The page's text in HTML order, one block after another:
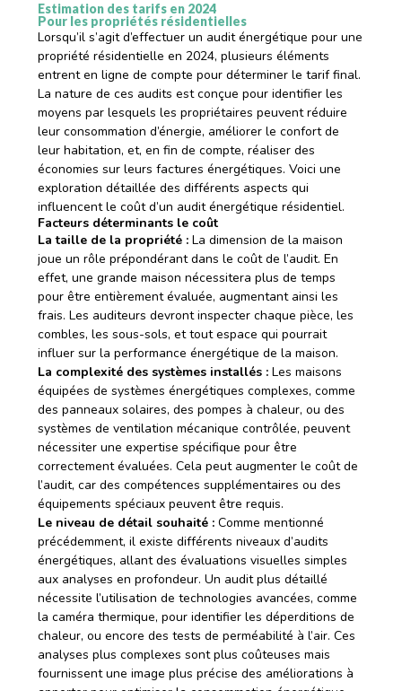
Estimation des tarifs en 2024
Pour les propriétés résidentielles
Lorsqu’il s’agit d’effectuer un audit énergétique pour une
propriété résidentielle en 2024, plusieurs éléments
entrent en ligne de compte pour déterminer le tarif final.
La nature de ces audits est conçue pour identifier les
moyens par lesquels les propriétaires peuvent réduire
leur consommation d’énergie, améliorer le confort de
leur habitation, et, en fin de compte, réaliser des
économies sur leurs factures énergétiques. Voici une
exploration détaillée des différents aspects qui
influencent le coût d’un audit énergétique résidentiel.
Facteurs déterminants le coût
La taille de la propriété : La dimension de la maison
joue un rôle prépondérant dans le coût de l’audit. En
effet, une grande maison nécessitera plus de temps
pour être entièrement évaluée, augmentant ainsi les
frais. Les auditeurs devront inspecter chaque pièce, les
combles, les sous-sols, et tout espace qui pourrait
influer sur la performance énergétique de la maison.
La complexité des systèmes installés : Les maisons
équipées de systèmes énergétiques complexes, comme
des panneaux solaires, des pompes à chaleur, ou des
systèmes de ventilation mécanique contrôlée, peuvent
nécessiter une expertise spécifique pour être
correctement évaluées. Cela peut augmenter le coût de
l’audit, car des compétences supplémentaires ou des
équipements spéciaux peuvent être requis.
Le niveau de détail souhaité : Comme mentionné
précédemment, il existe différents niveaux d’audits
énergétiques, allant des évaluations visuelles simples
aux analyses en profondeur. Un audit plus détaillé
nécessite l’utilisation de technologies avancées, comme
la caméra thermique, pour identifier les déperditions de
chaleur, ou encore des tests de perméabilité à l’air. Ces
analyses plus complexes sont plus coûteuses mais
fournissent une image plus précise des améliorations à